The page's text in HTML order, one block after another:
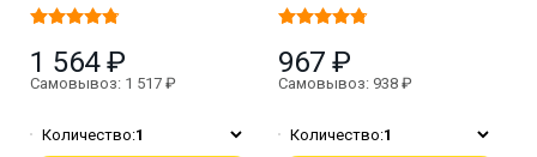
1 564 ₽
Самовывоз: 1 517 ₽
Количество:1
967 ₽
Самовывоз: 938 ₽
Количество:1